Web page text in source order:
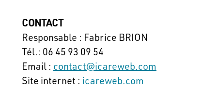
CONTACT
Responsable : Fabrice BRION
Tél.: 06 45 93 09 54
Email : contact@icareweb.com
Site internet : icareweb.com